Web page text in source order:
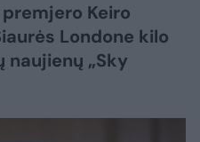
Keiro
Londone kilo
naujienų „Sky